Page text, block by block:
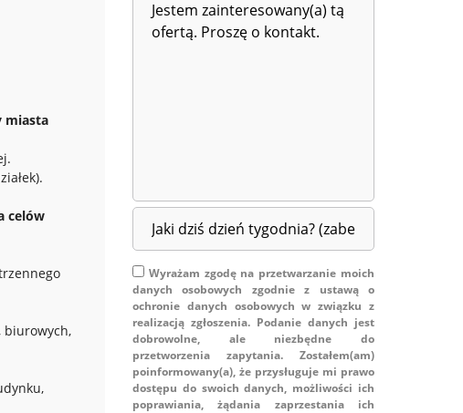
miasta
celów
biurowych,
Wyrażam zgodę na przetwarzanie moich
danych osobowych zgodnie z ustawą o
ochronie danych osobowych w związku z
realizacją zgłoszenia. Podanie danych jest
dobrowolne, ale niezbędne do
przetworzenia zapytania. Zostałem(am)
poinformowany(a), że przysługuje mi prawo
dostępu do swoich danych, możliwości ich
poprawiania, żądania zaprzestania ich